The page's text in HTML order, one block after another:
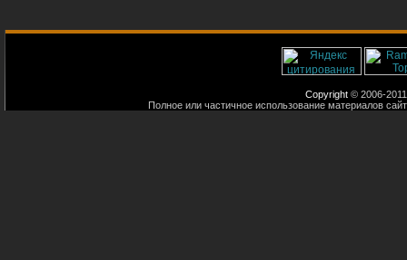
Copyright © 2006-
Полное или частичное использование материалов